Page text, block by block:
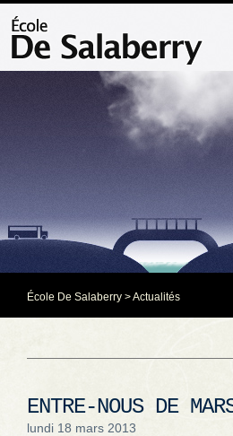
École De Salaberry >Actualités
ENTRE-NOUS DE
lundi 18 mars 2013